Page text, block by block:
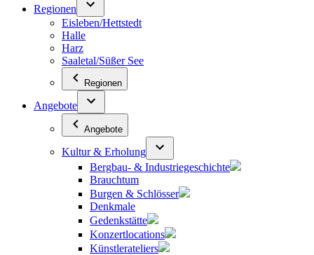
Regionen
Eisleben/Hettstedt
Halle
Harz
Saaletal/Süßer See
Regionen
Angebote
Angebote
Kultur & Erholung
Bergbau- & Industriegeschichte
Brauchtum
Burgen & Schlösser
Denkmale
Gedenkstätte
Konzertlocations
Künstlerateliers